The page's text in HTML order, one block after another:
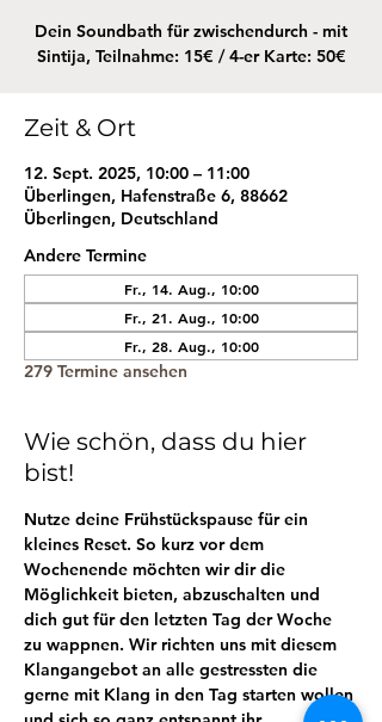
Dein Soundbath für zwischendurch - mit
Sintija, Teilnahme: 15€ / 4-er Karte: 50€
Zeit & Ort
12. Sept. 2025, 10:00 – 11:00
Überlingen, Hafenstraße 6, 88662
Überlingen, Deutschland
Andere Termine
Fr., 14. Aug., 10:00
Fr., 21. Aug., 10:00
Fr., 28. Aug., 10:00
279 Termine ansehen
Wie schön, dass du hier
bist!
Nutze deine Frühstückspause für ein
kleines Reset. So kurz vor dem
Wochenende möchten wir dir die
Möglichkeit bieten, abzuschalten und
dich gut für den letzten Tag der Woche
zu wappnen. Wir richten uns mit diesem
Klangangebot an alle gestressten die
gerne mit Klang in den Tag starten wollen